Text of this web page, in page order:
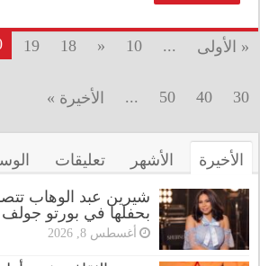
« الأولى ...
10
«
18
19
30
40
50
... الأخيرة »
الأخيرة الأشهر تعليقات
شيرين عبد الوهاب
بحفلها في بورتو جولف
أغسطس 8, 2026